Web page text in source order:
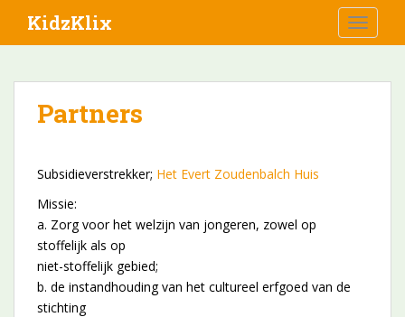
i
KidzKlix
Partners
Subsidieverstrekker; Het Evert Zoudenbalch Huis
Missie:
a. Zorg voor het welzijn van jongeren, zowel op
stoffelijk als op
niet-stoffelijk gebied;
b. de instandhouding van het cultureel erfgoed van de
stichting